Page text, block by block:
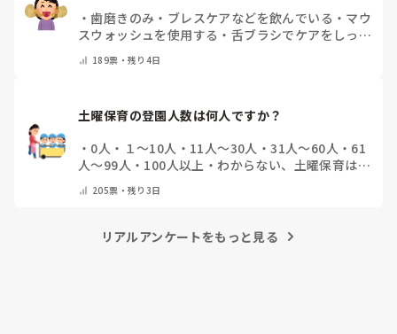
・歯磨きのみ ・ ブレスケアなどを飲んでいる ・ マウ
スウォッシュを使用する ・ 舌ブラシでケアをしっか
の他(コメントで教えて下さい)
189票・残り4日
土曜保育の登園人数は何人ですか？
・ 0人 ・ １～10人 ・ 11人～30人 ・31人～60人 ・ 61
人～99人 ・ 100人以上 ・ わからない、土曜保育はな
205票・残り3日
リアルアンケートをもっと見る